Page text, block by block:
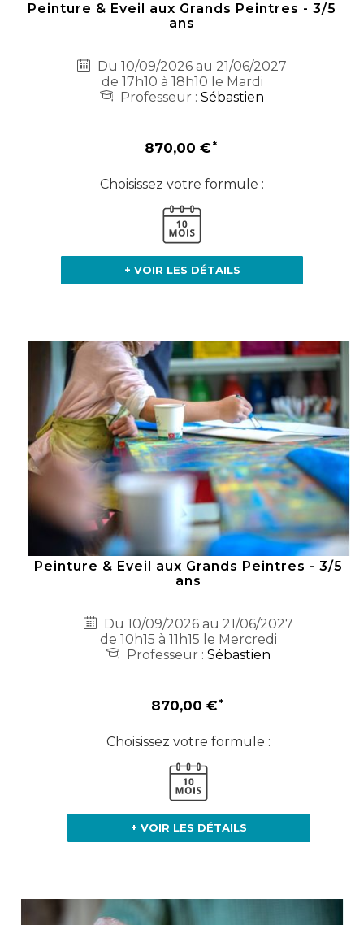
Peinture & Eveil aux Grands Peintres - 3/5
ans
Du 10/09/2026 au 21/06/2027
de 17h10 à 18h10 le Mardi
Professeur : Sébastien
870,00 €
Choisissez votre formule :
+ VOIR LES DÉTAILS
Peinture & Eveil aux Grands Peintres - 3/5
ans
Du 10/09/2026 au 21/06/2027
de 10h15 à 11h15 le Mercredi
Professeur :Sébastien
870,00 €
Choisissez votre formule :
+ VOIR LES DÉTAILS